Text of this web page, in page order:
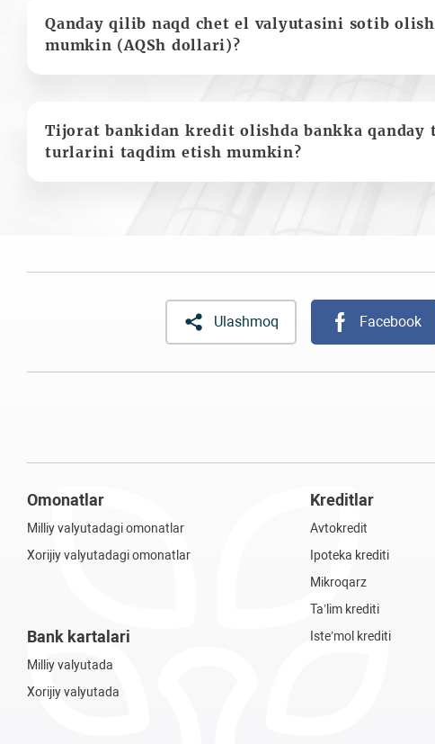
Qanday qilib naqd chet el valyutasini sotib
mumkin (AQSh dollari)?
Tijorat bankidan kredit olishda bankka qanday
turlarini taqdim etish mumkin?
Ulashmoq Facebook
Omonatlar
Milliy valyutadagi omonatlar
Xorijiy valyutadagi omonatlar
Bank kartalari
Milliy valyutada
Xorijiy valyutada
Kreditlar
Avtokredit
Ipoteka krediti
Mikroqarz
Ta’lim krediti
Iste’mol krediti